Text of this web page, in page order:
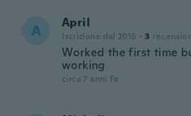
A April
Iscrizione dal 2015 · 3
Worked the first time
working
circa 7 anni fa